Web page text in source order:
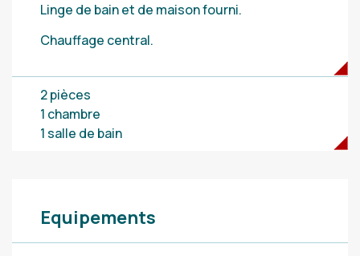
Linge de bain et de maison fourni.
Chauffage central.
2 pièces
1 chambre
1 salle de bain
Equipements